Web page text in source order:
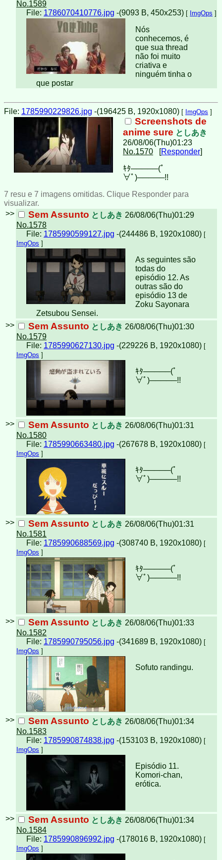
No.1589
File: 1786070410776.jpg -(9093 B, 450x253) [ ImgOps ]
Nós
conhecemos, é
que sua thread
não foi muito
criativa e
ninguém tinha o
que postar
File: 1785990229826.jpg -(196425 B, 1920x1080) [ ImgOps ]
Screenshots de
anime sure としあき
26/08/06(Thu)01:23
No.1570
[Responder]
ｷﾀ─────(ﾟ
∀ﾟ)︀─────!!︀
7 resu e 7 imagens omitidas. Clique Responder para
visualizar.
>>
Sem Assunto としあき 26/08/06(Thu)01:29
No.1578
File: 1785990599127.jpg -(244486 B, 1920x1080) [
ImgOps ]
As seguintes são
todas do
episódio 12. As
outras são do
episódio 13 de
Zoku Sayonara
Zetsubou Sensei.
>>
Sem Assunto としあき 26/08/06(Thu)01:30
No.1579
File: 1785990627130.jpg -(229226 B, 1920x1080) [
ImgOps ]
ｷﾀ─────(ﾟ
∀ﾟ)︀─────!!︀
>> Sem Assunto としあき 26/08/06(Thu)01:31
No.1580
File: 1785990663480.jpg -(267678 B, 1920x1080) [
ImgOps ]
ｷﾀ─────(ﾟ
∀ﾟ)︀─────!!︀
>> Sem Assunto としあき 26/08/06(Thu)01:31
No.1581
File: 1785990688569.jpg -(308740 B, 1920x1080) [
ImgOps ]
ｷﾀ─────(ﾟ
∀ﾟ)︀─────!!︀
>> Sem Assunto としあき 26/08/06(Thu)01:33
No.1582
File: 1785990795056.jpg -(341689 B, 1920x1080) [
ImgOps ]
Sofuto randingu.
>> Sem Assunto としあき 26/08/06(Thu)01:34
No.1583
File: 1785990874838.jpg -(153103 B, 1920x1080) [
ImgOps ]
Episódio 11.
Komori-chan,
erótica.
>> Sem Assunto としあき 26/08/06(Thu)01:34
No.1584
File: 1785990896992.jpg -(178016 B, 1920x1080) [
ImgOps ]